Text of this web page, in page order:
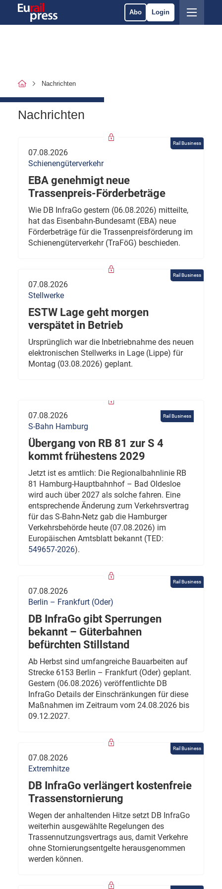
Abo Login
Nachrichten
Nachrichten
Rail Business
07.08.2026
Schienengüterverkehr
EBA genehmigt neue
Trassenpreis-Förderbeträge
Wie DB InfraGo gestern (06.08.2026) mitteilte,
hat das Eisenbahn-Bundesamt (EBA) neue
Förderbeträge für die Trassenpreisförderung im
Schienengüterverkehr (TraFöG) beschieden.
Rail Business
07.08.2026
Stellwerke
ESTW Lage geht morgen
verspätet in Betrieb
Ursprünglich war die Inbetriebnahme des neuen
elektronischen Stellwerks in Lage (Lippe) für
Montag (03.08.2026) geplant.
Rail Business
07.08.2026
S-Bahn Hamburg
Übergang von RB 81 zur S 4
kommt frühestens 2029
Jetzt ist es amtlich: Die Regionalbahnlinie RB
81 Hamburg-Hauptbahnhof – Bad Oldesloe
wird auch über 2027 als solche fahren. Eine
entsprechende Änderung zum Verkehrsvertrag
für das S-Bahn-Netz gab die Hamburger
Verkehrsbehörde heute (07.08.2026) im
Europäischen Amtsblatt bekannt (TED:
549657-2026).
Rail Business
07.08.2026
Berlin – Frankfurt (Oder)
DB InfraGo gibt Sperrungen
bekannt – Güterbahnen
befürchten Stillstand
Ab Herbst sind umfangreiche Bauarbeiten auf
Strecke 6153 Berlin – Frankfurt (Oder) geplant.
Gestern (06.08.2026) veröffentlichte DB
InfraGo Details der Einschränkungen für diese
Maßnahmen im Zeitraum vom 24.08.2026 bis
09.12.2027.
Rail Business
07.08.2026
Extremhitze
DB InfraGo verlängert kostenfreie
Trassenstornierung
Wegen der anhaltenden Hitze setzt DB InfraGo
weiterhin ausgewählte Regelungen des
Trassennutzungsvertrags aus, damit Verkehre
ohne Stornierungsentgelte herausgenommen
werden können.